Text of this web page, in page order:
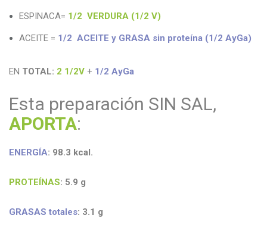
ESPINACA= 1/2 VERDURA (1/2 V)
ACEITE = 1/2 ACEITE y GRASA sin proteína (1/2 AyGa)
EN TOTAL: 2 1/2V + 1/2 AyGa
Esta preparación SIN SAL,
APORTA:
ENERGÍA: 98.3 kcal.
PROTEÍNAS: 5.9 g
GRASAS totales: 3.1 g